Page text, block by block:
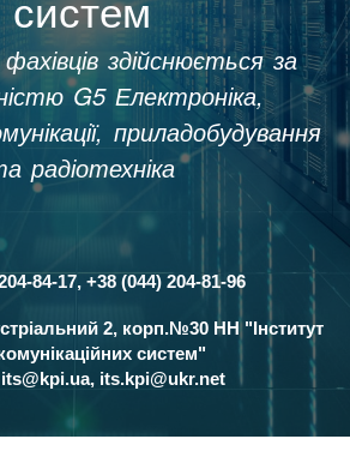
систем
здійснюється за
G5 Електроніка,
приладобудування
радіотехніка
84-17, +38 (044) 204-81-96
2, корп.№30 НН "Інститут
систем"
its@kpi.ua, its.kpi@ukr.net